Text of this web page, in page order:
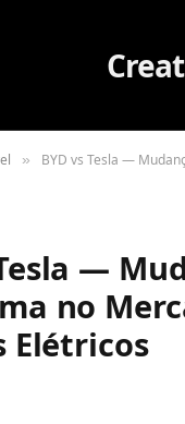
» BYD vs Tesla — Mudança de
—
no
Elétricos